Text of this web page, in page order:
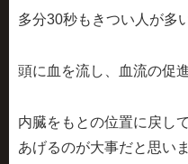
多分30秒もきつい人が多
頭に血を流し、血流の促
内臓をもとの位置に戻し
あげるのが大事だと思いま